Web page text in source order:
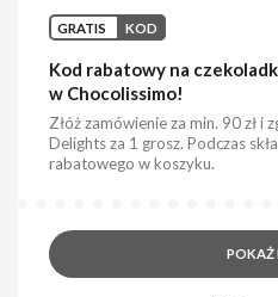
GRATIS KOD
Kod rabatowy na
w Chocolissimo!
Złóż zamówienie za min. 90 zł i
Delights za 1 grosz. Podczas
rabatowego w koszyku.
POKAŻ